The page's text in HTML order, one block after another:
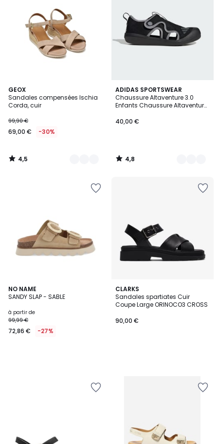
GEOX
Sandales compensées Ischia
Corda, cuir
99,90 €
69,00 € -30%
4,5
/ 5
2
Couleurs
4,5
/
ADIDAS SPORTSWEAR
Chaussure Altaventure 3.0
Enfants Chaussure Altaventure
40,00 €
4,8
/ 5
2
Couleurs
4,8
/
NO NAME
SANDY SLAP - SABLE
à partir de
99,99 €
72,86 € -27%
CLARKS
Sandales spartiates Cuir
Coupe Large ORINOCO3 CROSS
90,00 €